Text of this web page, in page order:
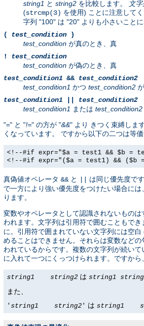
string1 と string2 を比較します。 文
(strcmp(3) を使用) ことに注意して
字列 "100" は "20" よりも小さいことに
( test_condition )
test_condition が真のとき、真
! test_condition
test_condition が偽のとき、真
test_condition1 && test_condition2
test_condition1 かつ test_condition2
test_condition1
test_condition2
test_condition1 または test_condition2
"=" と "!=" の方が "&&" より きつく束縛しま
くなっています。 ですから以下の二つは等
<!--#if expr="$a = test1 && $b =
<!--#if expr="($a = test1) && ($b
真偽値オペレータ && と
は同じ優先度で
で一方により強い優先度をつけたい場合に
ります。
変数やオペレータとして認識されないもの
われます。文字列は引用符で囲むこともでき
に。引用符で囲まれていない文字列には空
めることはできません。それらは変数など
われているからです。複数の文字列が続いて
に入れて一つにくっつけられます。ですから、
string1 string2 は string1
また、
' string1 string2 ' は string1